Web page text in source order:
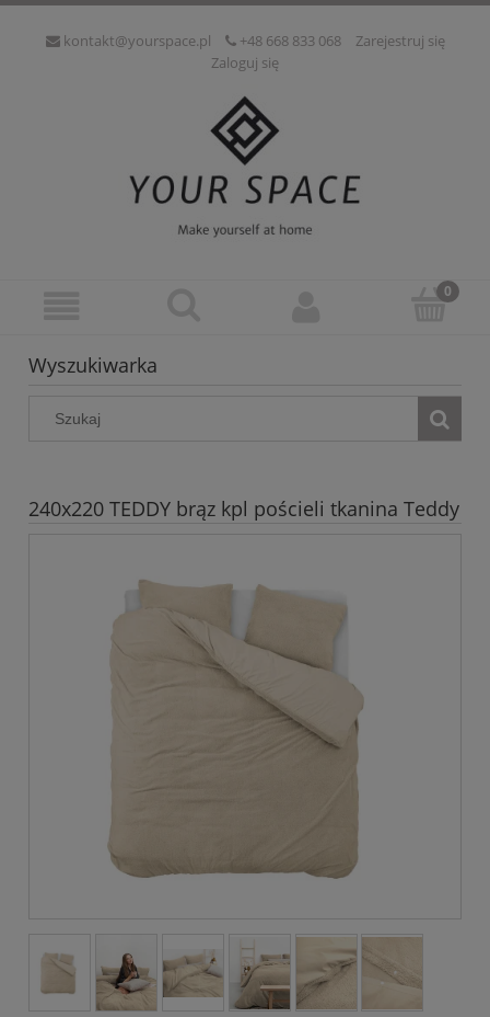
kontakt@yourspace.pl +48 668 833 068
Zarejestruj się
Zaloguj się
Wyszukiwarka
240x220 TEDDY brąz kpl pościeli tkanina Teddy